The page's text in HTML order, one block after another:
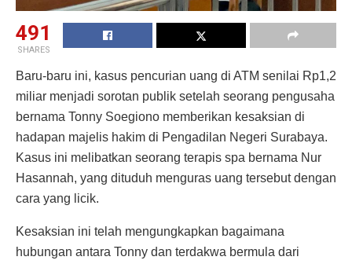
491
SHARES
Baru-baru ini, kasus pencurian uang di ATM senilai Rp1,2
miliar menjadi sorotan publik setelah seorang pengusaha
bernama Tonny Soegiono memberikan kesaksian di
hadapan majelis hakim di Pengadilan Negeri Surabaya.
Kasus ini melibatkan seorang terapis spa bernama Nur
Hasannah, yang dituduh menguras uang tersebut dengan
cara yang licik.
Kesaksian ini telah mengungkapkan bagaimana
hubungan antara Tonny dan terdakwa bermula dari